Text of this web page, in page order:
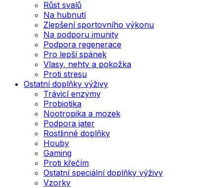
Růst svalů
Na hubnutí
Zlepšení sportovního výkonu
Na podporu imunity
Podpora regenerace
Pro lepší spánek
Vlasy, nehty a pokožka
Proti stresu
Ostatní doplňky výživy
Trávicí enzymy
Probiotika
Nootropika a mozek
Podpora jater
Rostlinné doplňky
Houby
Gaming
Proti křečím
Ostatní speciální doplňky výživy
Vzorky